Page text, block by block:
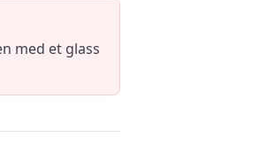
med et glass